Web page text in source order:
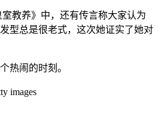
室教养》中，还有传言称大家认为
型总是很老式，这次她证实了她对
热闹的时刻。
images